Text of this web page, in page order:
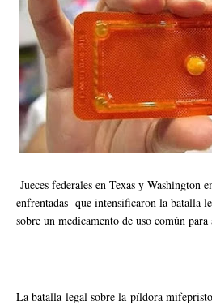
Jueces federales en Texas y Washington
enfrentadas que intensificaron la batalla
sobre un medicamento de uso común para
La batalla legal sobre la píldora